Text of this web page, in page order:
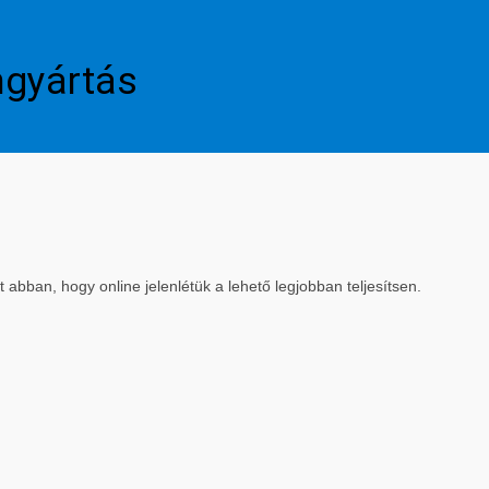
hogy online jelenlétük a lehető legjobban teljesítsen.